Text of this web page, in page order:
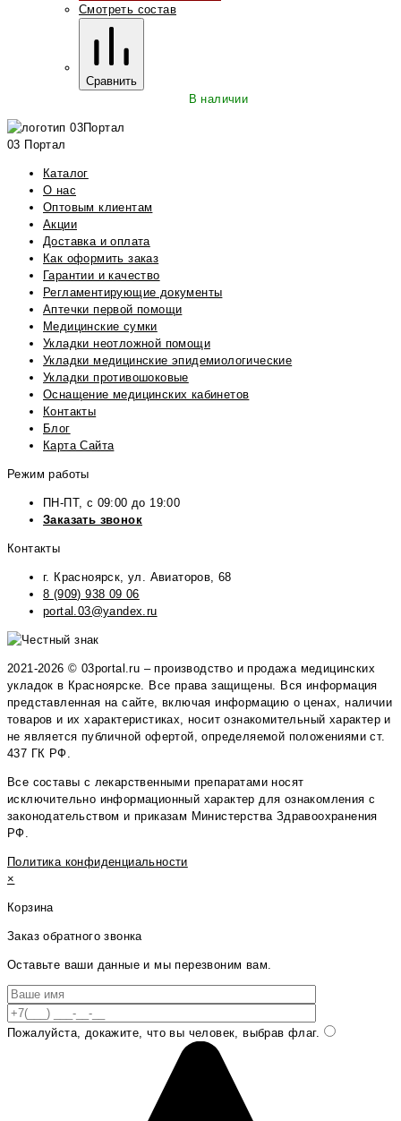
Смотреть состав
Сравнить
В наличии
03 Портал
Каталог
О нас
Оптовым клиентам
Акции
Доставка и оплата
Как оформить заказ
Гарантии и качество
Регламентирующие документы
Аптечки первой помощи
Медицинские сумки
Укладки неотложной помощи
Укладки медицинские эпидемиологические
Укладки противошоковые
Оснащение медицинских кабинетов
Контакты
Блог
Карта Сайта
Режим работы
ПН-ПТ, с 09:00 до 19:00
Заказать звонок
Контакты
г. Красноярск, ул. Авиаторов, 68
8 (909) 938 09 06
portal.03@yandex.ru
2021-2026 © 03portal.ru – производство и продажа медицинских
укладок в Красноярске. Все права защищены. Вся информация
представленная на сайте, включая информацию о ценах, наличии
товаров и их характеристиках, носит ознакомительный характер и
не является публичной офертой, определяемой положениями ст.
437 ГК РФ.
Все составы с лекарственными препаратами носят
исключительно информационный характер для ознакомления с
законодательством и приказам Министерства Здравоохранения
РФ.
Политика конфиденциальности
×
Корзина
Заказ обратного звонка
Оставьте ваши данные и мы перезвоним вам.
Пожалуйста, докажите, что вы человек, выбрав флаг.